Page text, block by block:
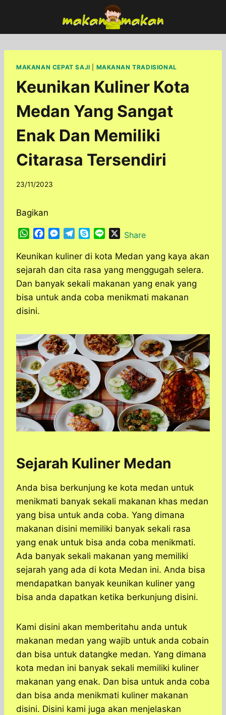
content
MAKANAN CEPAT SAJI MAKANAN TRADISIONAL
Keunikan Kuliner Kota
Medan Yang Sangat
Enak Dan Memiliki
Citarasa Tersendiri
By
23/11/2023
Bagikan
W
a
t
A
p
p
c
e
o
o
M
s
s
e
n
g
l
e
g
r
a
y
p
n
e
XShare
Keunikan kuliner di kota Medan yang kaya akan
sejarah dan cita rasa yang menggugah selera.
Dan banyak sekali makanan yang enak yang
bisa untuk anda coba menikmati makanan
disini.
Sejarah Kuliner Medan
Anda bisa berkunjung ke kota medan untuk
menikmati banyak sekali makanan khas medan
yang bisa untuk anda coba. Yang dimana
makanan disini memiliki banyak sekali rasa
yang enak untuk bisa anda coba menikmati.
Ada banyak sekali makanan yang memiliki
sejarah yang ada di kota Medan ini. Anda bisa
mendapatkan banyak keunikan kuliner yang
bisa anda dapatkan ketika berkunjung disini.
Kami disini akan memberitahu anda untuk
makanan medan yang wajib untuk anda cobain
dan bisa untuk datangke medan. Yang dimana
kota medan ini banyak sekali memiliki kuliner
makanan yang enak. Dan bisa untuk anda coba
dan bisa anda menikmati kuliner makanan
disini. Disini kami juga akan menjelaskan